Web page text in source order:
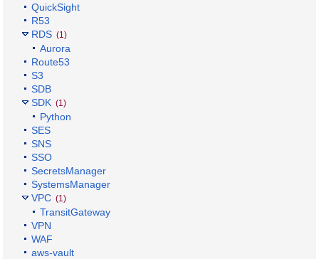
QuickSight
R53
RDS (1)
Aurora
Route53
S3
SDB
SDK (1)
Python
SES
SNS
SSO
SecretsManager
SystemsManager
VPC (1)
TransitGateway
VPN
WAF
aws-vault